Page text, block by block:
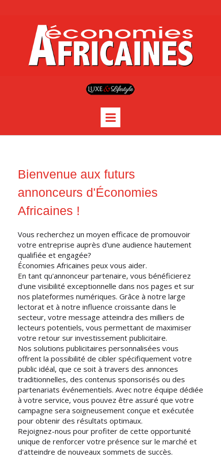
Bienvenue aux futurs
annonceurs d'Économies
Africaines !
Vous recherchez un moyen efficace de promouvoir
votre entreprise auprès d'une audience hautement
qualifiée et engagée?
Économies Africaines peux vous aider.
En tant qu'annonceur partenaire, vous bénéficierez
d'une visibilité exceptionnelle dans nos pages et sur
nos plateformes numériques. Grâce à notre large
lectorat et à notre influence croissante dans le
secteur, votre message atteindra des milliers de
lecteurs potentiels, vous permettant de maximiser
votre retour sur investissement publicitaire.
Nos solutions publicitaires personnalisées vous
offrent la possibilité de cibler spécifiquement votre
public idéal, que ce soit à travers des annonces
traditionnelles, des contenus sponsorisés ou des
partenariats événementiels. Avec notre équipe dédiée
à votre service, vous pouvez être assuré que votre
campagne sera soigneusement conçue et exécutée
pour obtenir des résultats optimaux.
Rejoignez-nous pour profiter de cette opportunité
unique de renforcer votre présence sur le marché et
d'atteindre de nouveaux sommets de succès.